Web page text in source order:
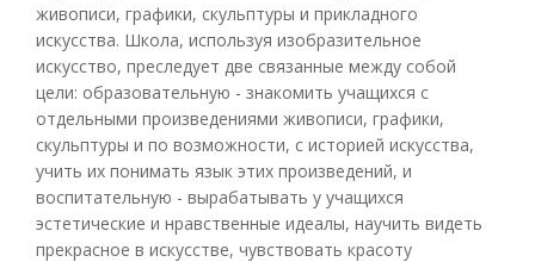
живописи, графики, скульптуры и прикладного
искусства. Школа, используя изобразительное
искусство, преследует две связанные между собой
цели: образовательную - знакомить учащихся с
отдельными произведениями живописи, графики,
скульптуры и по возможности, с историей искусства,
учить их понимать язык этих произведений, и
воспитательную - вырабатывать у учащихся
эстетические и нравственные идеалы, научить видеть
прекрасное в искусстве, чувствовать красоту